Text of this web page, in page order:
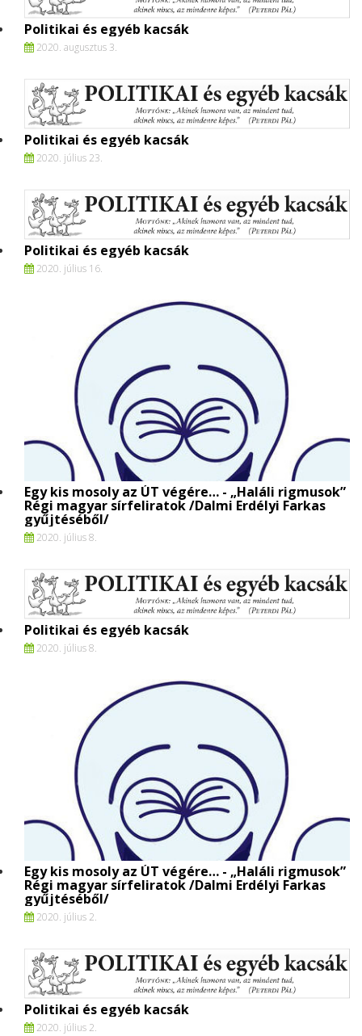
Politikai és egyéb kacsák
2020. augusztus 3.
Politikai és egyéb kacsák
2020. július 23.
Politikai és egyéb kacsák
2020. július 16.
Egy kis mosoly az ÚT végére… - „Haláli rigmusok”
Régi magyar sírfeliratok /Dalmi Erdélyi Farkas
gyűjtéséből/
2020. július 8.
Politikai és egyéb kacsák
2020. július 8.
Egy kis mosoly az ÚT végére… - „Haláli rigmusok”
Régi magyar sírfeliratok /Dalmi Erdélyi Farkas
gyűjtéséből/
2020. július 2.
Politikai és egyéb kacsák
2020. július 2.